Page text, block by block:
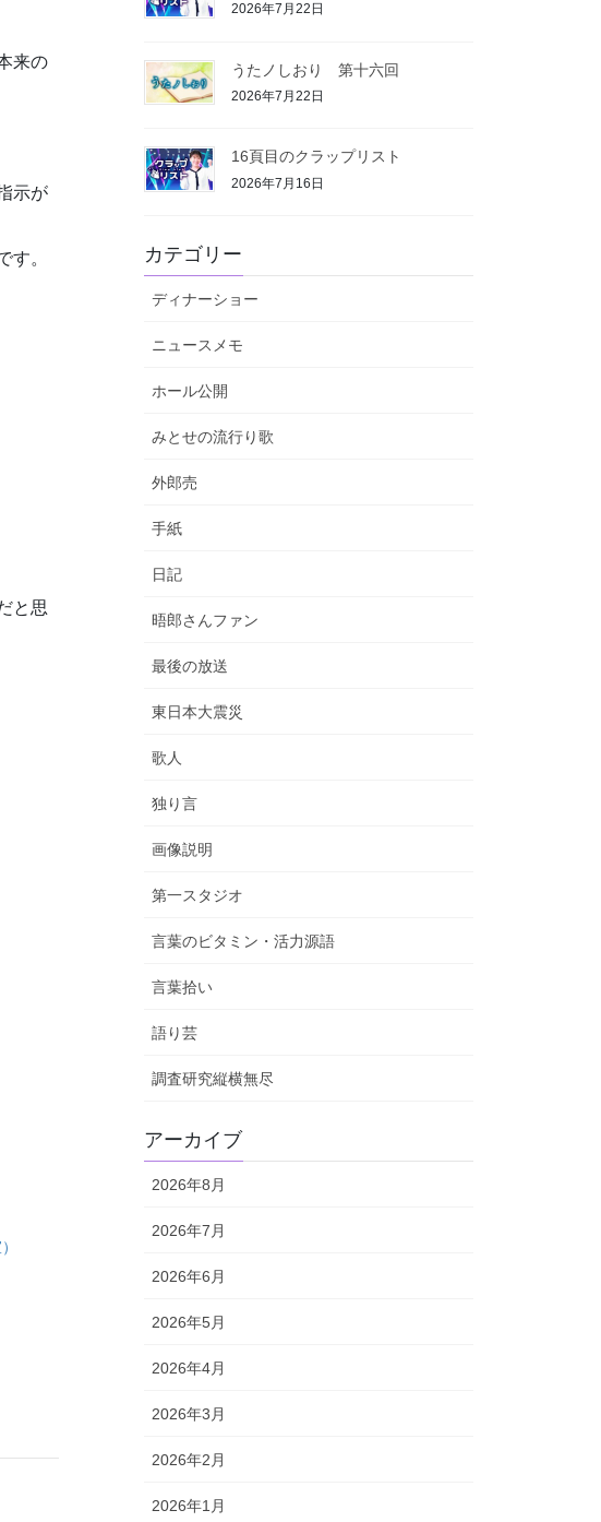
来の
示が
す。
と思
2026年7月22日
うたノしおり 第十六回
2026年7月22日
16頁目のクラップリスト
2026年7月16日
カテゴリー
ディナーショー
ニュースメモ
ホール公開
みとせの流行り歌
外郎売
手紙
日記
晤郎さんファン
最後の放送
東日本大震災
歌人
独り言
画像説明
第一スタジオ
言葉のビタミン・活力源語
言葉拾い
語り芸
調査研究縦横無尽
アーカイブ
2026年8月
2026年7月
2026年6月
2026年5月
2026年4月
2026年3月
2026年2月
2026年1月